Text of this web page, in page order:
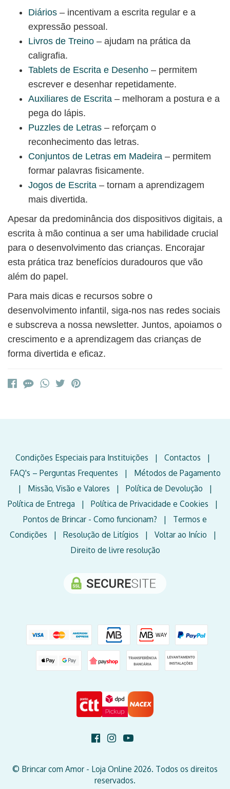
Diários – incentivam a escrita regular e a
expressão pessoal.
Livros de Treino – ajudam na prática da
caligrafia.
Tablets de Escrita e Desenho – permitem
escrever e desenhar repetidamente.
Auxiliares de Escrita – melhoram a postura e a
pega do lápis.
Puzzles de Letras – reforçam o
reconhecimento das letras.
Conjuntos de Letras em Madeira – permitem
formar palavras fisicamente.
Jogos de Escrita – tornam a aprendizagem
mais divertida.
Apesar da predominância dos dispositivos digitais, a
escrita à mão continua a ser uma habilidade crucial
para o desenvolvimento das crianças. Encorajar
esta prática traz benefícios duradouros que vão
além do papel.
Para mais dicas e recursos sobre o
desenvolvimento infantil, siga-nos nas redes sociais
e subscreva a nossa newsletter. Juntos, apoiamos o
crescimento e a aprendizagem das crianças de
forma divertida e eficaz.
Condições Especiais para Instituições | Contactos |
FAQ's – Perguntas Frequentes | Métodos de Pagamento
| Missão, Visão e Valores | Política de Devolução |
Política de Entrega | Política de Privacidade e Cookies |
Pontos de Brincar - Como funcionam? | Termos e
Condições | Resolução de Litígios | Voltar ao Início |
Direito de livre resolução
© Brincar com Amor - Loja Online 2026. Todos os direitos
reservados.